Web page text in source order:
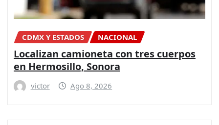
CDMX Y ESTADOS NACIONAL
Localizan camioneta con tres cuerpos
en Hermosillo, Sonora
victor Ago 8, 2026